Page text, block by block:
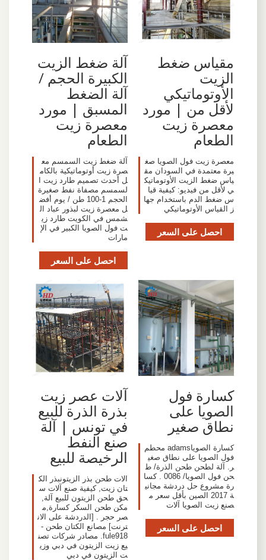
مقياس ضغط
الزيت
الأوتوماتيكي
لأقل من | مورد
معصرة زيت
الطعام
معصرة زيت فول الصويا صغ
يرة معتمدة في السودان مق
ياس ضغط الزيت الأوتوماتيك
ي لأقل من فيديو: كيفية قيا
س ضغط الدم باستخدام جها
ز القياس الأوتوماتيكي
احصل على السعر
آلة ضغط الزيت
الكبيرة الحجم /
آلة الضغط
المسبق | مورد
معصرة زيت
الطعام
آلة ضغط زيت السمسم مع
صرة زيت أوتوماتيكية بالكام
ل أحدث تصميم طارد زيت ا
لسمسم مصفاة نفط صغيرة
الحجم 1-100 طن / يوم أفض
ل معصرة زيت لبذور عباد ال
شمس في الكويت طارد زي
ت فول الصويا الكبير في الإ
مارات
احصل على السعر
كسارة فول
الصويا على
نطاق صغير
كسارة الصوياadams محطم
فول الصويا على نطاق صغي
ر. آلة لطحن طحن الذرة/ ط
حن فول الصويا/ 0086 . كسا
رة مشروع حل دردشة مجاني
ة 2017 الصين بأقل سعر م
صنع زيت الصويا آلات
احصل على السعر
آلات عصر زيت
بذرة الذرة للبيع
في تونس | آلة
صنع النفط
الرخيصة للبيع
الات طحن بذر الزيتونبذر الك
تان زيت, كيفية صنع آلات س
حق طحن الزيتون للبيع آلة,
مكن طحن السكر كسارة,م
صر حجر . [الدردشة على الان
ترنت] مصانع الكتان طحن -
fule918. مصادر شركات تصن
يع زيت الزيتون في دبي وزي
ت الزيتون في دبي